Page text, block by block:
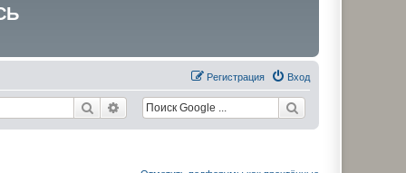
Вход
Регистрация
Поиск Расширенный поиск